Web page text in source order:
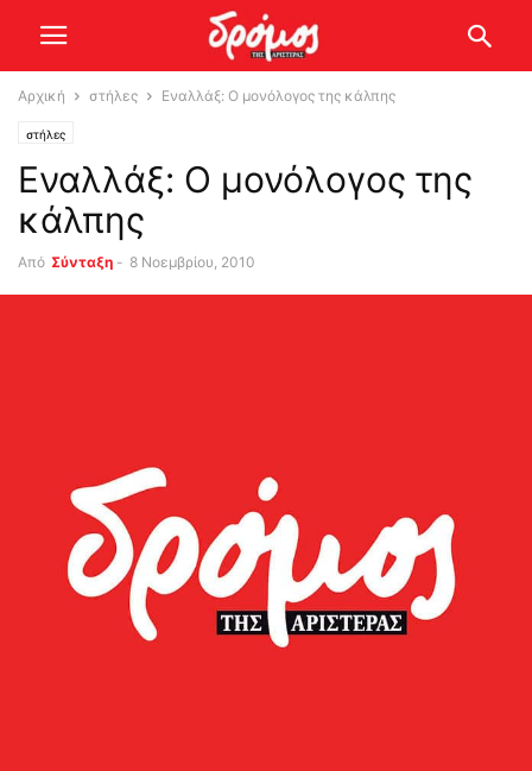
Αρχική στήλες Εναλλάξ: Ο μονόλογος της κάλπης
στήλες
Εναλλάξ: Ο μονόλογος της
κάλπης
Από Σύνταξη - 8 Νοεμβρίου, 2010